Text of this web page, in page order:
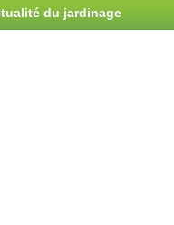
du jardinage